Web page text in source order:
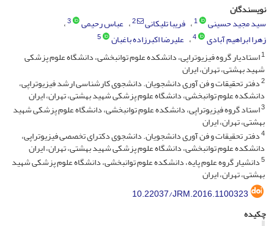
نویسندگان
سید مجید حسینی
1 فریبا تلیکانی 2 عباس رحیمی 3
زهرا ابراهیم آبادی 4 علیرضا اکبرزاده باغبان
5
1استادیار گروه فیزیوتراپی، دانشکده علوم توانبخشی، دانشگاه علوم پزشکی
شهید بهشتی، تهران، ایران
2دفتر تحقیقات و فن آوری دانشجویان. دانشجوی کارشناسی ارشد فیزیوتراپی،
دانشکده علوم توانبخشی، دانشگاه علوم پزشکی شهید بهشتی، تهران، ایران
3استاد گروه فیزیوتراپی، دانشکده علوم توانبخشی، دانشگاه علوم پزشکی شهید
بهشتی، تهران، ایران
4دفتر تحقیقات و فن آوری دانشجویان. دانشجوی دکترای تخصصی فیزیوتراپی،
دانشکده علوم توانبخشی، دانشگاه علوم پزشکی شهید بهشتی، تهران، ایران
5دانشیار گروه علوم پایه، دانشکده علوم توانبخشی، دانشگاه علوم پزشکی شهید
بهشتی، تهران، ایران
10.22037/JRM.2016.1100323
چکیده